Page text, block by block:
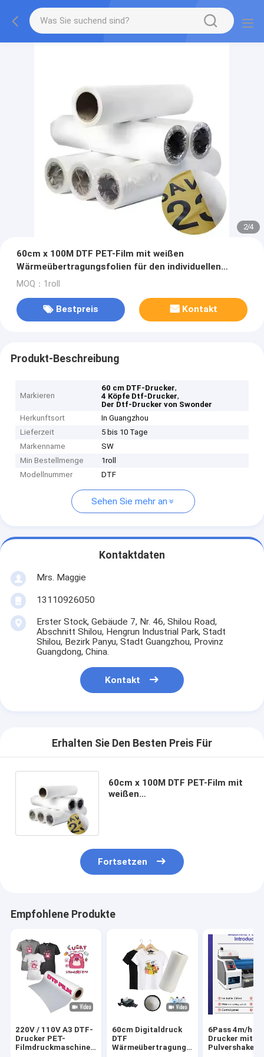
2/4
60cm x 100M DTF PET-Film mit weißen
Wärmeübertragungsfolien für den individuellen
Druck
MOQ：1roll
Bestpreis Kontakt
Produkt-Beschreibung
Markieren
60 cm DTF-Drucker,
4 Köpfe Dtf-Drucker,
Der Dtf-Drucker von Swonder
Herkunftsort
In Guangzhou
Lieferzeit
5 bis 10 Tage
Markenname
SW
Min Bestellmenge
1roll
Modellnummer
DTF
Sehen Sie mehr an
Kontaktdaten
Mrs. Maggie
13110926050
Erster Stock, Gebäude 7, Nr. 46, Shilou Road,
Abschnitt Shilou, Hengrun Industrial Park, Stadt
Shilou, Bezirk Panyu, Stadt Guangzhou, Provinz
Guangdong, China.
Kontakt
Erhalten Sie Den Besten Preis Für
60cm x 100M DTF PET-Film mit
weißen
Fortsetzen
Empfohlene Produkte
220V / 110V A3 DTF-
Drucker PET-
Filmdruckmaschine
60cm Digitaldruck
DTF
Wärmeübertragung
6Pass 4m/h
Drucker mit
Pulvershaker